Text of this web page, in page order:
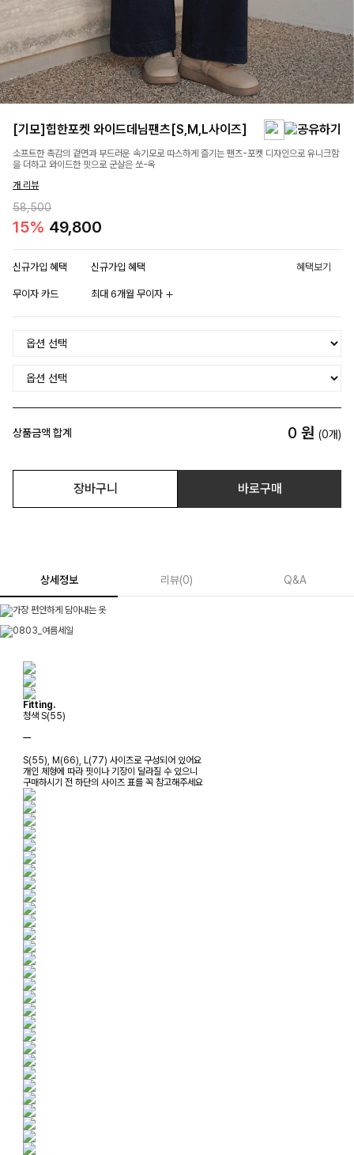
[기모]힙한포켓 와이드데님팬츠[S,M,L사이즈]
소프트한 촉감의 겉면과 부드러운 속기모로 따스하게 즐기는 팬츠-포켓 디자인으로 유니크함
을 더하고 와이드한 핏으로 군살은 쏘-옥
개 리뷰
58,500
15% 49,800
신규가입 혜택 신규가입 혜택 혜택보기
무이자 카드 최대 6개월 무이자
상품금액 합계 0 원 (0개)
장바구니 바로구매
상세정보 리뷰(0) Q&A
Fitting.
청색 S(55)
ㅡ
S(55), M(66), L(77) 사이즈로 구성되어 있어요
개인 체형에 따라 핏이나 기장이 달라질 수 있으니
구매하시기 전 하단의 사이즈 표를 꼭 참고해주세요